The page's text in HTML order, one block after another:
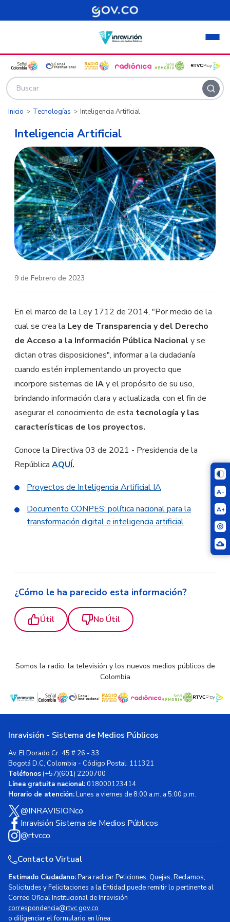
Pasar al contenido principal
A-
A+
Inicio Tecnologías Inteligencia Artificial
Inteligencia Artificial
9 de Febrero de 2023
En el marco de la Ley 1712 de 2014, "Por medio de la
cual se crea la Ley de Transparencia y del Derecho
de Acceso a la Información Pública Nacional y se
dictan otras disposiciones", informar a la ciudadanía
cuando estén implementando un proyecto que
incorpore sistemas de IAy el propósito de su uso,
brindando información clara y actualizada, con el fin de
asegurar el conocimiento de esta tecnología y las
características de los proyectos.
Conoce la Directiva 03 de 2021 - Presidencia de la
República AQUÍ.
Proyectos de Inteligencia Artificial IA
Documento CONPES: política nacional para la
transformación digital e inteligencia artificial
¿Cómo le ha parecido esta información?
Útil No Útil
Somos la radio, la televisión y los nuevos medios públicos de
Colombia
Inravisión - Sistema de Medios Públicos
Av. El Dorado Cr. 45 # 26 - 33
Bogotá D.C, Colombia - Código Postal: 111321
Teléfonos(+57)(601) 2200700
Línea gratuita nacional:018000123414
Horario de atención:Lunes a viernes de 8:00 a.m. a 5:00 p.m.
@INRAVISIONco
Inravisión Sistema de Medios Públicos
@rtvcco
Contacto Virtual
Estimado Ciudadano:Para radicar Peticiones, Quejas, Reclamos,
Solicitudes y Felicitaciones a la Entidad puede remitir lo pertinente al
Correo Oficial Institucional de Inravisión
correspondencia@rtvc.gov.co
o diligenciar el formulario en línea: